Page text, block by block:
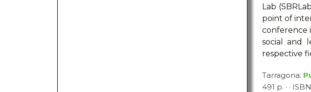
Lab
point of
conference
social and
respective
Tarragona:
491 p. · ·